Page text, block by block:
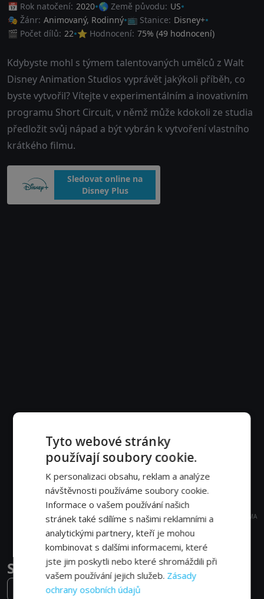
📅 Rok natočení: 2020 🌎 Země původu: US
🎭 Žánr: Animovaný, Rodinný 📺 Stanice: Disney+
🎬 Počet dílů: 22 ⭐ Hodnocení: 75% (49 hodnocení)
Kdybyste mohl s týmem talentovaných umělců z Walt
Disney Animation Studios vyprávět jakýkoli příběh, co
byste vytvořil? Vítejte v experimentálním a inovativním
programu Short Circuit, v němž může kdokoli ze studia
předložit svůj nápad a být vybrán k vytvoření vlastního
krátkého filmu.
Sledovat online na
Disney Plus
REKLAMA
Sbírka krátkých filmů epizody
2. série
Tyto webové stránky
používají soubory cookie.
K personalizaci obsahu, reklam a analýze
návštěvnosti používáme soubory cookie.
Informace o vašem používání našich
stránek také sdílíme s našimi reklamními a
analytickými partnery, kteří je mohou
kombinovat s dalšími informacemi, které
jste jim poskytli nebo které shromáždili při
vašem používání jejich služeb. Zásady
ochrany osobních údajů